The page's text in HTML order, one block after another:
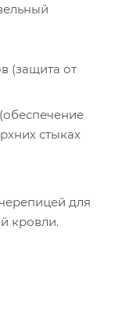
(защита от
стыках
для
кровли.